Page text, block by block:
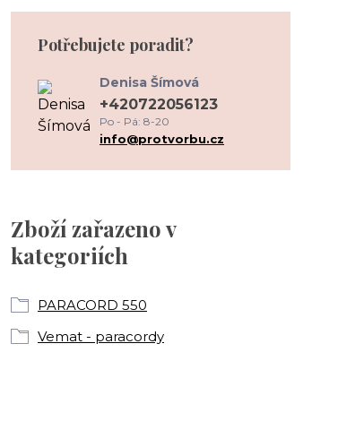
Zboží zařazeno v
kategoriích
PARACORD 550
Vemat - paracordy
Potřebujete poradit?
Denisa Šímová
+420722056123
Po - Pá: 8-20
info@protvorbu.cz